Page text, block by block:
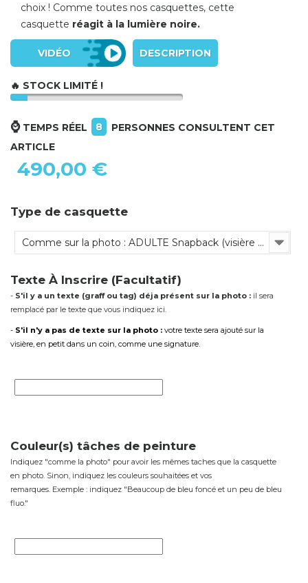
choix ! Comme toutes nos casquettes, cette
casquette réagit à la lumière noire.
VIDÉO DESCRIPTION
🔥 STOCK LIMITÉ !
⌚TEMPS RÉEL 8
PERSONNES CONSULTENT CET
ARTICLE
490,00 €
Type de casquette
Comme sur la photo : ADULTE Snapback (visière plate, tout en tissu, réglable)
Texte À Inscrire (Facultatif)
- S'il y a un texte (graff ou tag) déja présent sur la photo : il sera
remplacé par le texte que vous indiquez ici.
- S'il n'y a pas de texte sur la photo : votre texte sera ajouté sur la
visière, en petit dans un coin, comme une signature.
Couleur(s) tâches de peinture
Indiquez "comme la photo" pour avoir les mêmes taches que la casquette
en photo. Sinon, indiquez les couleurs souhaitées et vos
remarques. Exemple : indiquez "Beaucoup de bleu foncé et un peu de bleu
fluo."